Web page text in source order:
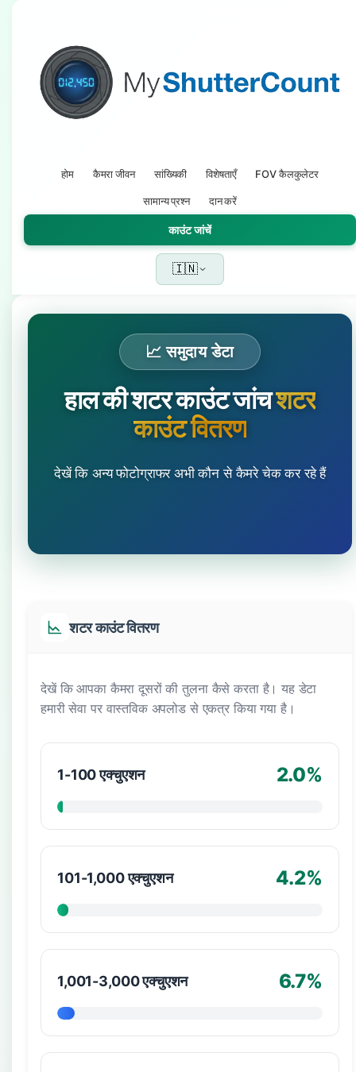
होम कैमरा जीवन सांख्यिकी विशेषताएँ FOV कैलकुलेटर
सामान्य प्रश्न दान करें
काउंट जांचें
🇮🇳
📈 समुदाय डेटा
हाल की शटर काउंट जांचशटर
काउंट वितरण
देखें कि अन्य फोटोग्राफर अभी कौन से कैमरे चेक कर रहे हैं
शटर काउंट वितरण
देखें कि आपका कैमरा दूसरों की तुलना कैसे करता है। यह डेटा
हमारी सेवा पर वास्तविक अपलोड से एकत्र किया गया है।
1-100 एक्चुएशन 2.0%
101-1,000 एक्चुएशन 4.2%
1,001-3,000 एक्चुएशन 6.7%